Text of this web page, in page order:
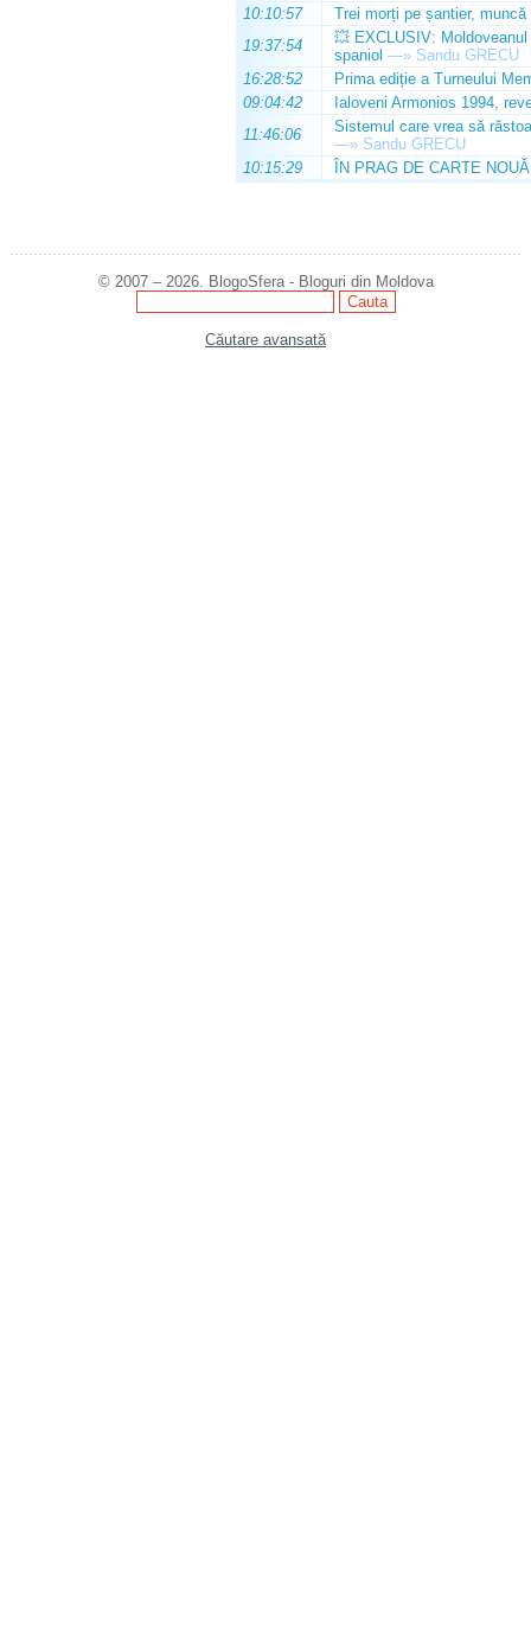
10:10:57
Trei morți pe șantier, muncă
19:37:54
💥 EXCLUSIV:
spaniol —» Sandu GRECU
16:28:52
Prima ediție a Turneului
09:04:42
Ialoveni Armonios 1994,
11:46:06
Sistemul care vrea să
—» Sandu GRECU
10:15:29
ÎN PRAG DE CARTE NOUĂ
© 2007 – 2026. BlogoSfera - Bloguri din Moldova
Căutare avansată